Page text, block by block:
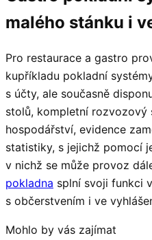
malého stánku i
Pro restaurace a gastro
kupříkladu pokladní
s účty, ale současně
stolů, kompletní rozvozový
hospodářství, evidence
statistiky, s jejichž pomocí
v nichž se může provoz
pokladna splní svoji funkci
s občerstvením i ve
Mohlo by vás zajímat